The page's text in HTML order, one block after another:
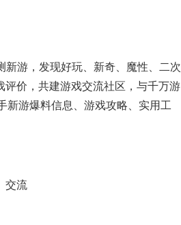
游，发现好玩、新奇、魔性、二次
价，共建游戏交流社区，与千万游
新游爆料信息、游戏攻略、实用工
交流